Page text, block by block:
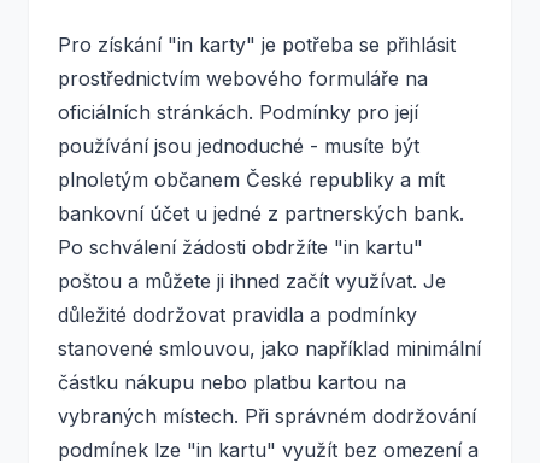
Pro získání "in karty" je potřeba se přihlásit
prostřednictvím webového formuláře na
oficiálních stránkách. Podmínky pro její
používání jsou jednoduché - musíte být
plnoletým občanem České republiky a mít
bankovní účet u jedné z partnerských bank.
Po schválení žádosti obdržíte "in kartu"
poštou a můžete ji ihned začít využívat. Je
důležité dodržovat pravidla a podmínky
stanovené smlouvou, jako například minimální
částku nákupu nebo platbu kartou na
vybraných místech. Při správném dodržování
podmínek lze "in kartu" využít bez omezení a